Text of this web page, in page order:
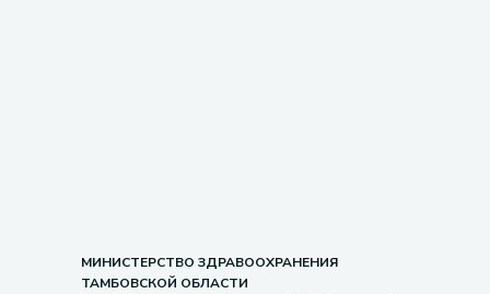
МИНИСТЕРСТВО ЗДРАВООХРАНЕНИЯ
ТАМБОВСКОЙ ОБЛАСТИ